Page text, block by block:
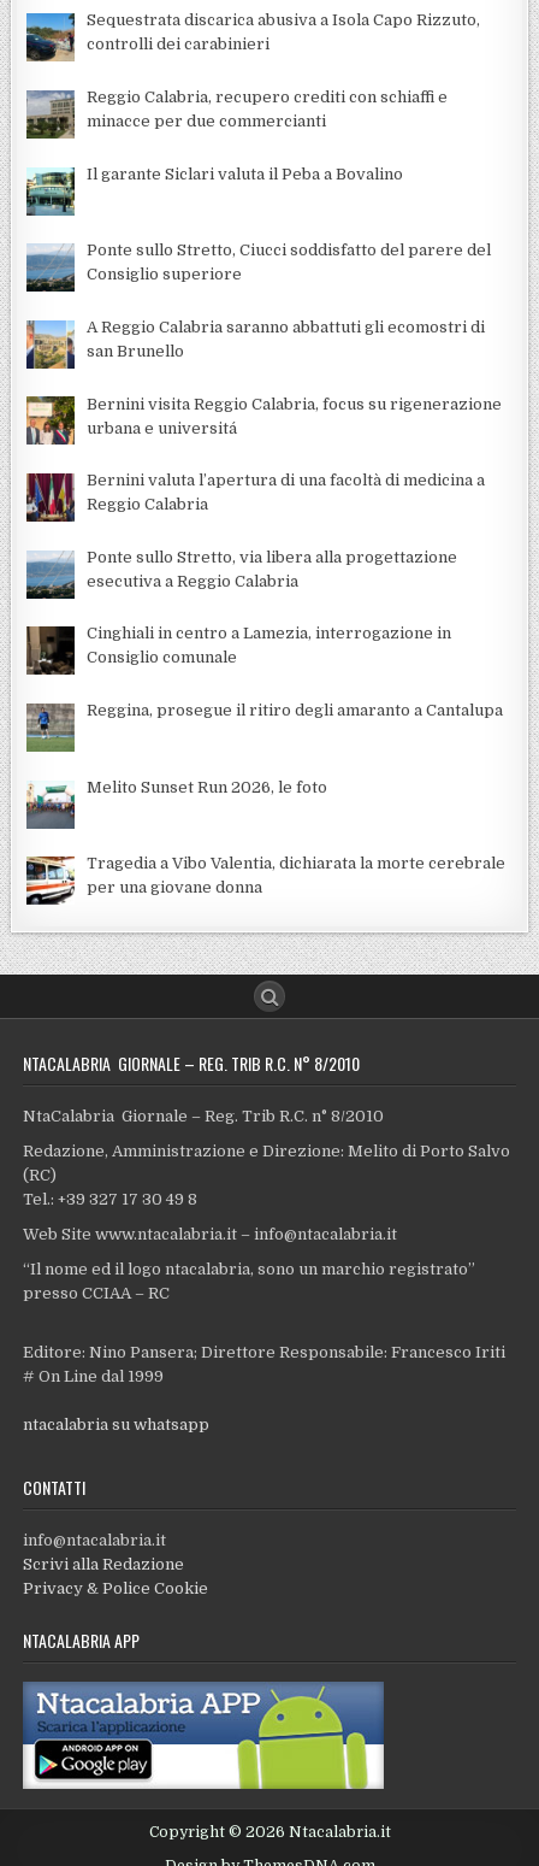
Sequestrata discarica abusiva a Isola Capo Rizzuto,
controlli dei carabinieri
Reggio Calabria, recupero crediti con schiaffi e
minacce per due commercianti
Il garante Siclari valuta il Peba a Bovalino
Ponte sullo Stretto, Ciucci soddisfatto del parere del
Consiglio superiore
A Reggio Calabria saranno abbattuti gli ecomostri di
san Brunello
Bernini visita Reggio Calabria, focus su rigenerazione
urbana e universitá
Bernini valuta l’apertura di una facoltà di medicina a
Reggio Calabria
Ponte sullo Stretto, via libera alla progettazione
esecutiva a Reggio Calabria
Cinghiali in centro a Lamezia, interrogazione in
Consiglio comunale
Reggina, prosegue il ritiro degli amaranto a Cantalupa
Melito Sunset Run 2026, le foto
Tragedia a Vibo Valentia, dichiarata la morte cerebrale
per una giovane donna
NTACALABRIA GIORNALE – REG. TRIB R.C. N° 8/2010
NtaCalabria Giornale – Reg. Trib R.C. n° 8/2010
Redazione, Amministrazione e Direzione: Melito di Porto Salvo
(RC)
Tel.: +39 327 17 30 49 8
Web Site www.ntacalabria.it – info@ntacalabria.it
“Il nome ed il logo ntacalabria, sono un marchio registrato”
presso CCIAA – RC
Editore: Nino Pansera; Direttore Responsabile: Francesco Iriti
# On Line dal 1999
ntacalabria su whatsapp
CONTATTI
info@ntacalabria.it
Scrivi alla Redazione
Privacy & Police Cookie
NTACALABRIA APP
Copyright © 2026 Ntacalabria.it